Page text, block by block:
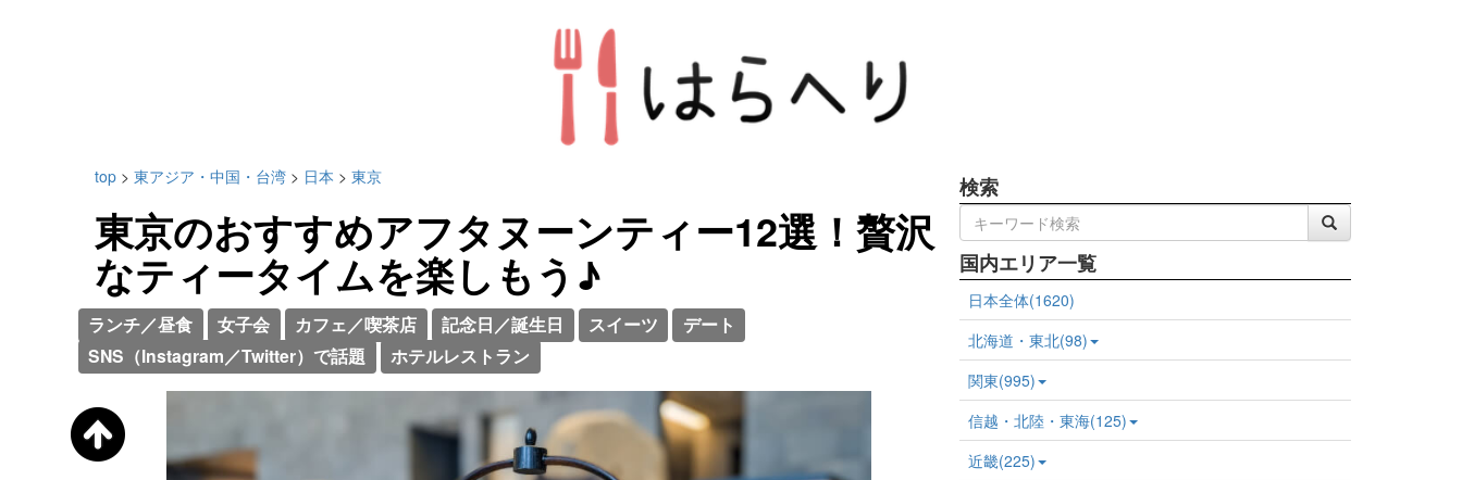
top > 東アジア・中国・台湾 > 日本 > 東京
東京のおすすめアフタヌーンティー12選！贅沢
なティータイムを楽しもう♪
ランチ／昼食 女子会 カフェ／喫茶店 記念日／誕生日 スイーツ
デート
SNS（Instagram／Twitter）で話題
ホテルレストラン
検索
国内エリア一覧
日本全体(1620)
北海道・東北(98)
関東(995)
信越・北陸・東海(125)
近畿(225)